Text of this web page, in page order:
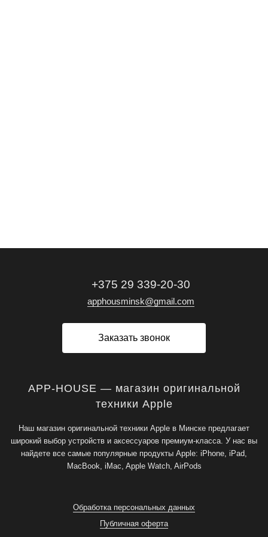
+375 29 339-20-30
apphousminsk@gmail.com
Заказать звонок
APP-HOUSE — магазин оригинальной
техники Apple
Наш магазин оригинальной техники Apple в Минске предлагает
широкий выбор устройств и аксессуаров премиум-класса. У нас вы
найдете все самые популярные продукты Apple: iPhone, iPad,
MacBook, iMac, Apple Watch, AirPods
Обработка персональных данных
Публичная оферта